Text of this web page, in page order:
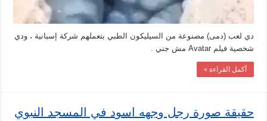
دي لعب (دمى) مصنوعة من السيليكون الطبي بتعملهم شركة إسبانية ، ودي
شخصية فيلم Avatar مش جني .
أكمل القراءة »
حقيقة صورة رجل وجهه اسود في المسجد النبوي